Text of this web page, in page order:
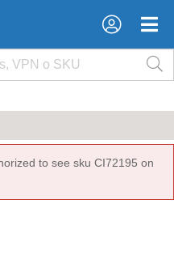
×
×
to see sku CI72195 on